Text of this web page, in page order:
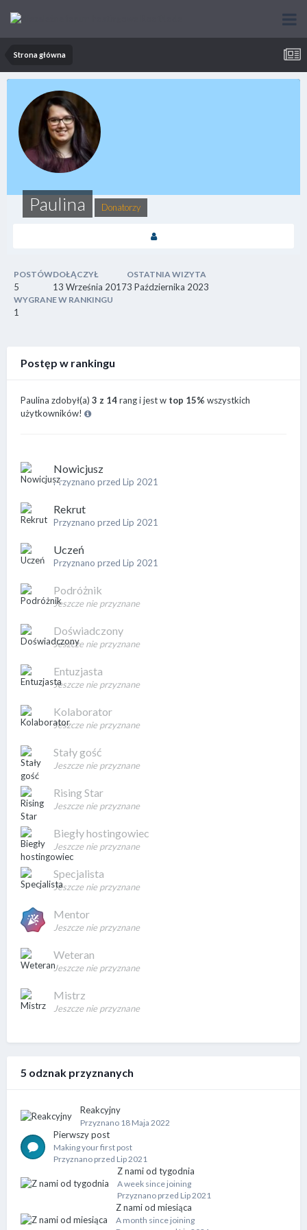
Strona główna
Paulina Donatorzy
POSTÓW
5
DOŁĄCZYŁ
13 Września 2017
OSTATNIA WIZYTA
3 Października 2023
WYGRANE W RANKINGU
1
Postęp w rankingu
Paulina zdobył(a) 3 z 14rang i jest w top 15% wszystkich
użytkowników!
Nowicjusz
Przyznano przed Lip 2021
Rekrut
Przyznano przed Lip 2021
Uczeń
Przyznano przed Lip 2021
Podróżnik
Jeszcze nie przyznane
Doświadczony
Jeszcze nie przyznane
Entuzjasta
Jeszcze nie przyznane
Kolaborator
Jeszcze nie przyznane
Stały gość
Jeszcze nie przyznane
Rising Star
Jeszcze nie przyznane
Biegły hostingowiec
Jeszcze nie przyznane
Specjalista
Jeszcze nie przyznane
Mentor
Jeszcze nie przyznane
Weteran
Jeszcze nie przyznane
Mistrz
Jeszcze nie przyznane
5 odznak przyznanych
Reakcyjny
Przyznano 18 Maja 2022
Pierwszy post
Making your first post
Przyznano przed Lip 2021
Z nami od tygodnia
A week since joining
Przyznano przed Lip 2021
Z nami od miesiąca
A month since joining